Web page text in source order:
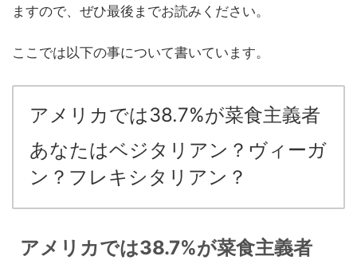
ますので、ぜひ最後までお読みください。
ここでは以下の事について書いています。
アメリカでは38.7%が菜食主義者
あなたはベジタリアン？ヴィーガ
ン？フレキシタリアン？
アメリカでは38.7%が菜食主義者